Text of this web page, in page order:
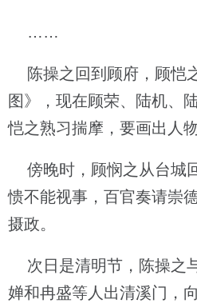
……
陈操之回到顾府，顾恺
图》，现在顾荣、陆机、
恺之熟习揣摩，要画出人
傍晚时，顾悯之从台城
愦不能视事，百官奏请崇
摄政。
次日是清明节，陈操之
婵和冉盛等人出清溪门，